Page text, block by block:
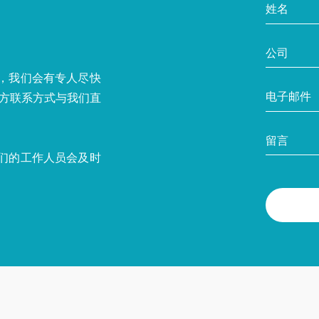
我们会有专人尽快
联系方式与我们直
的工作人员会及时